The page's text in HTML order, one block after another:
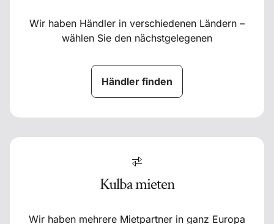
Wir haben Händler in verschiedenen Ländern –
wählen Sie den nächstgelegenen
Händler finden
Kulba mieten
Wir haben mehrere Mietpartner in ganz Europa